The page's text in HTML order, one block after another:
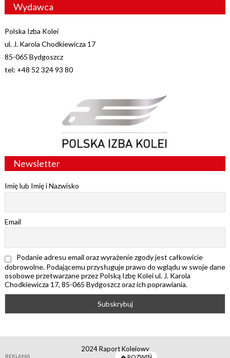
REKLAMA
Wydawca
Polska Izba Kolei
ul. J. Karola Chodkiewicza 17
85-065 Bydgoszcz
tel: +48 52 324 93 80
Newsletter
Imię lub Imię i Nazwisko
Email
Podanie adresu email oraz wyrażenie zgody jest całkowicie
dobrowolne. Podającemu przysługuje prawo do wglądu w swoje dane
osobowe przetwarzane przez Polską Izbę Kolei ul. J. Karola
Chodkiewicza 17, 85-065 Bydgoszcz oraz ich poprawiania.
2024 Raport Kolejowy